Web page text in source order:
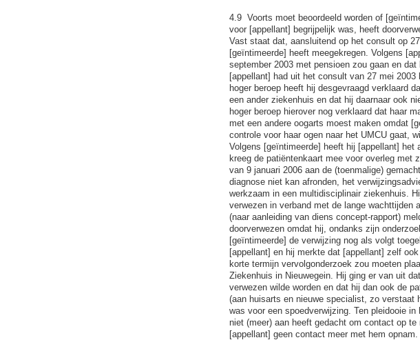
4.9 Voorts moet beoordeeld worden of
voor [appellant] begrijpelijk was, heeft
Vast staat dat, aansluitend op het consult op
[geïntimeerde] heeft meegekregen. Volgens
september 2003 met pensioen zou gaan en
[appellant] had uit het consult van 27 mei
hoger beroep heeft hij desgevraagd verklaard
een ander ziekenhuis en dat hij daarnaar ook
hoger beroep hierover nog verklaard dat haar
met een andere oogarts moest maken omdat
controle voor haar ogen naar het UMCU gaat,
Volgens [geïntimeerde] heeft hij [appellant]
kreeg de patiëntenkaart mee voor overleg met
van 9 januari 2006 aan de (toenmalige)
diagnose niet kan afronden, het
werkzaam in een multidisciplinair ziekenhuis.
verwezen in verband met de lange wachttijden
(naar aanleiding van diens concept-rapport)
doorverwezen omdat hij, ondanks zijn
[geïntimeerde] de verwijzing nog als volgt
[appellant] en hij merkte dat [appellant] zelf
korte termijn vervolgonderzoek zou moeten
Ziekenhuis in Nieuwegein. Hij ging er van uit
verwezen wilde worden en dat hij dan ook de
(aan huisarts en nieuwe specialist, zo verstaat
was voor een spoedverwijzing. Ten pleidooie
niet (meer) aan heeft gedacht om contact op
[appellant] geen contact meer met hem opnam.